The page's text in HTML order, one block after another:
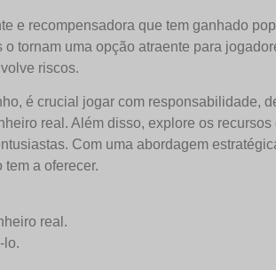
e recompensadora que tem ganhado
tornam uma opção atraente para
riscos.
é crucial jogar com responsabilidade,
real. Além disso, explore os
Com uma abordagem
a oferecer.
real.
lo.